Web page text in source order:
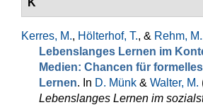
K
Kerres, M., Hölterhof, T., & Rehm, M.
Lebenslanges Lernen im
Medien: Chancen für
Lernen. In D. Münk & Walter, M.
Lebenslanges Lernen im